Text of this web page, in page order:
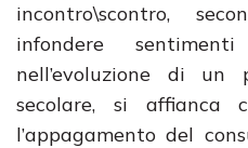
incontro\scontro,
infondere sentimenti
nell’evoluzione di un
secolare, si affianca
l’appagamento del